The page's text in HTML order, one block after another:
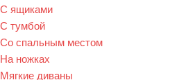
С ящиками
С тумбой
Со спальным местом
На ножках
Мягкие диваны